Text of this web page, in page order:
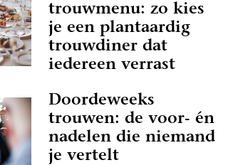
trouwmenu: zo kies
je een plantaardig
trouwdiner dat
iedereen verrast
Doordeweeks
trouwen: de voor- én
nadelen die niemand
je vertelt